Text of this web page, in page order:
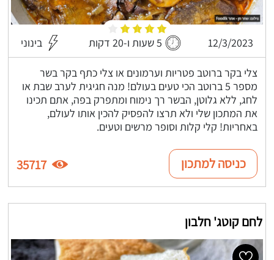
12/3/2023 5 שעות ו-20 דקות בינוני
צלי בקר ברוטב פטריות וערמונים או צלי כתף בקר בשר
מספר 5 ברוטב הכי טעים בעולם! מנה חגיגית לערב שבת או
לחג, ללא גלוטן, הבשר רך נימוח ומתפרק בפה, אתם תכינו
את המתכון שלי ולא תרצו להפסיק להכין אותו לעולם,
באחריות! קלי קלות וסופר מרשים וטעים.
כניסה למתכון 35717
לחם קוטג' חלבון